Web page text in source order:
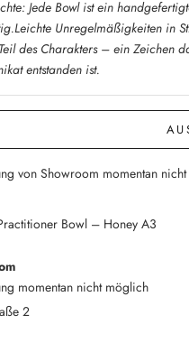
Jede Bowl ist ein
Unregelmäßigkeiten in
des Charakters – ein Zeichen
entstanden ist.
von Showroom momentan
Bowl – Honey A3
momentan nicht möglich
2